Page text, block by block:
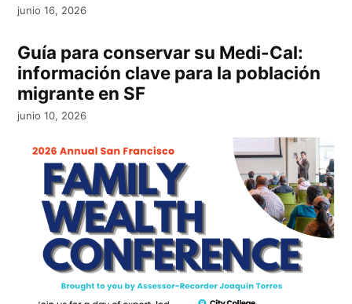
junio 16, 2026
Guía para conservar su Medi-Cal:
información clave para la población
migrante en SF
junio 10, 2026